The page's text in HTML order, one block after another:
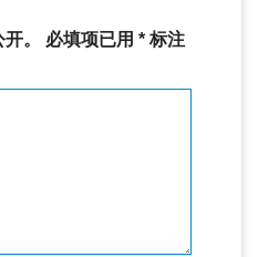
。 必填项已用 * 标注